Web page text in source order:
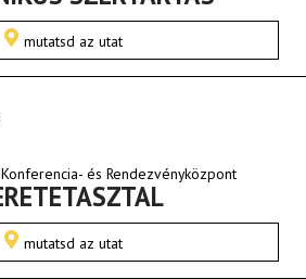
mutatsd az utat
és Rendezvényközpont
mutatsd az utat